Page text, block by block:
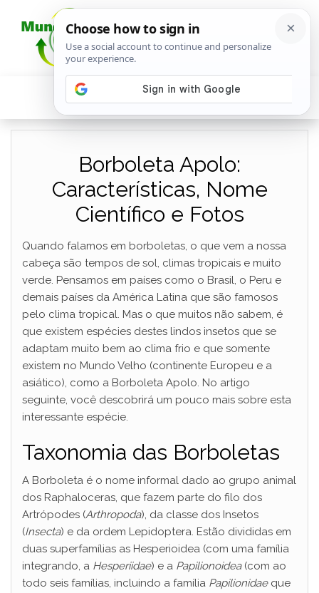
Borboleta Apolo:
Características, Nome
Científico e Fotos
Quando falamos em borboletas, o que vem a nossa
cabeça são tempos de sol, climas tropicais e muito
verde. Pensamos em países como o Brasil, o Peru e
demais países da América Latina que são famosos
pelo clima tropical. Mas o que muitos não sabem, é
que existem espécies destes lindos insetos que se
adaptam muito bem ao clima frio e que somente
existem no Mundo Velho (continente Europeu e a
asiático), como a Borboleta Apolo. No artigo
seguinte, você descobrirá um pouco mais sobre esta
interessante espécie.
Taxonomia das Borboletas
A Borboleta é o nome informal dado ao grupo animal
dos Raphaloceras, que fazem parte do filo dos
Artrópodes (Arthropoda), da classe dos Insetos
(Insecta) e da ordem Lepidoptera. Estão divididas em
duas superfamílias as Hesperioidea (com uma família
integrando, a Hesperiidae) e a Papilionoidea(com ao
todo seis famílias, incluindo a família Papilionidaeque